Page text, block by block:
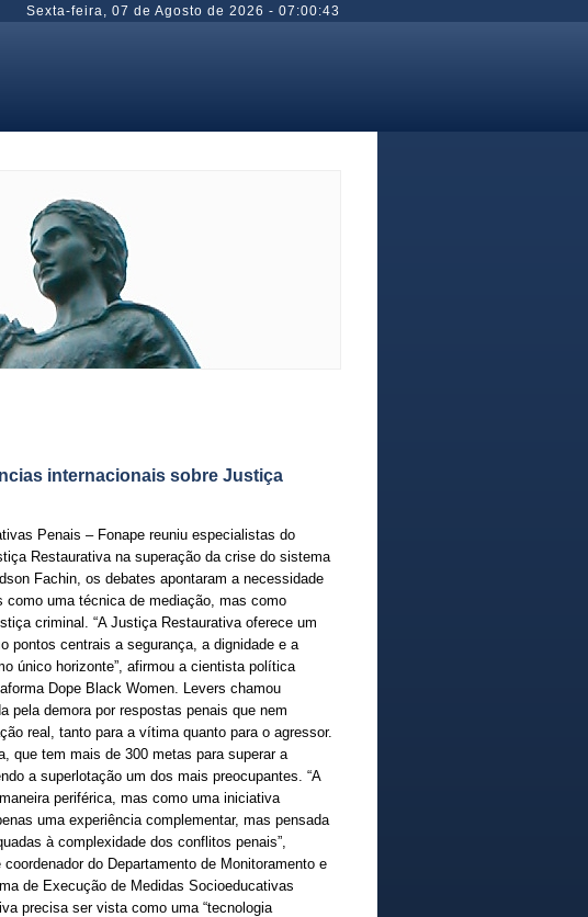
Sexta-feira, 07 de Agosto de 2026 - 07:00:43
internacionais sobre Justiça
Penais – Fonape reuniu especialistas do
Restaurativa na superação da crise do sistema
Fachin, os debates apontaram a necessidade
uma técnica de mediação, mas como
criminal. “A Justiça Restaurativa oferece um
pontos centrais a segurança, a dignidade e a
único horizonte”, afirmou a cientista política
Dope Black Women. Levers chamou
pela demora por respostas penais que nem
real, tanto para a vítima quanto para o agressor.
que tem mais de 300 metas para superar a
a superlotação um dos mais preocupantes. “A
periférica, mas como uma iniciativa
uma experiência complementar, mas pensada
à complexidade dos conflitos penais”,
do Departamento de Monitoramento e
de Execução de Medidas Socioeducativas
precisa ser vista como uma “tecnologia